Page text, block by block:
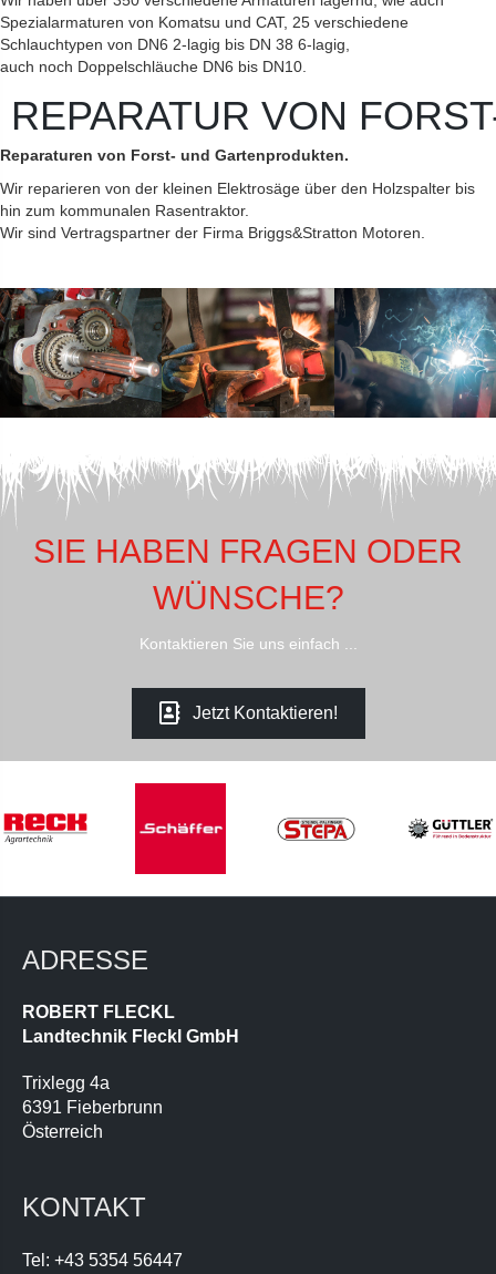
Spezialarmaturen von Komatsu und CAT, 25 verschiedene
Schlauchtypen von DN6 2-lagig bis DN 38 6-lagig,
auch noch Doppelschläuche DN6 bis DN10.
REPARATUR VON
Reparaturen von Forst- und Gartenprodukten.
Wir reparieren von der kleinen Elektrosäge über den Holzspalter bis
hin zum kommunalen Rasentraktor.
Wir sind Vertragspartner der Firma Briggs&Stratton Motoren.
SIE HABEN FRAGEN ODER
WÜNSCHE?
Kontaktieren Sie uns einfach ...
Jetzt Kontaktieren!
ADRESSE
ROBERT FLECKL
Landtechnik Fleckl GmbH
Trixlegg 4a
6391 Fieberbrunn
Österreich
KONTAKT
Tel: +43 5354 56447